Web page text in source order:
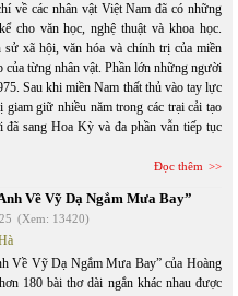
về các nhân vật Việt Nam đã có những
cho văn học, nghệ thuật và khoa học.
xã hội, văn hóa và chính trị của miền
từng nhân vật. Phần lớn những người
Sau khi miền Nam thất thủ vào tay lực
giữ nhiều năm trong các trại cải tạo
sang Hoa Kỳ và đa phần vẫn tiếp tục
Đọc thêm
Về Vỹ Dạ Ngắm Mưa Bay”
(Xem: 13420)
Về Vỹ Dạ Ngắm Mưa Bay” của Hoàng
180 bài thơ dài ngắn khác nhau được